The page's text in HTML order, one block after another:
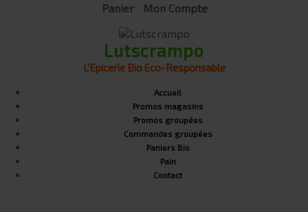
Panier Mon Compte
Lutscrampo
L'Epicerie Bio Eco-Responsable
Accueil
Promos magasins
Promos groupées
Commandes groupées
Paniers Bio
Pain
Contact